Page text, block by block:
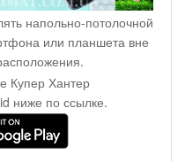
напольно-потолочной
или планшета вне
Купер Хантер
ниже по ссылке.